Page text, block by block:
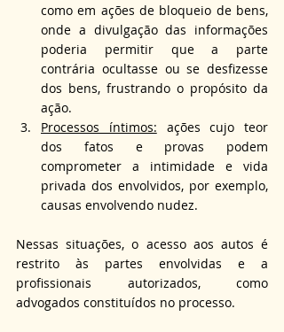
como em ações de bloqueio de bens,
onde a divulgação das informações
poderia permitir que a parte
contrária ocultasse ou se desfizesse
dos bens, frustrando o propósito da
ação.
Processos íntimos: ações cujo teor
dos fatos e provas podem
comprometer a intimidade e vida
privada dos envolvidos, por exemplo,
causas envolvendo nudez.
Nessas situações, o acesso aos autos é
restrito às partes envolvidas e a
profissionais autorizados, como
advogados constituídos no processo.